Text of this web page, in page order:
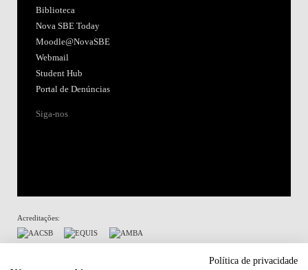
Biblioteca
Nova SBE Today
Moodle@NovaSBE
Webmail
Student Hub
Portal de Denúncias
Siga-nos
Acreditações:
Política de privacidade